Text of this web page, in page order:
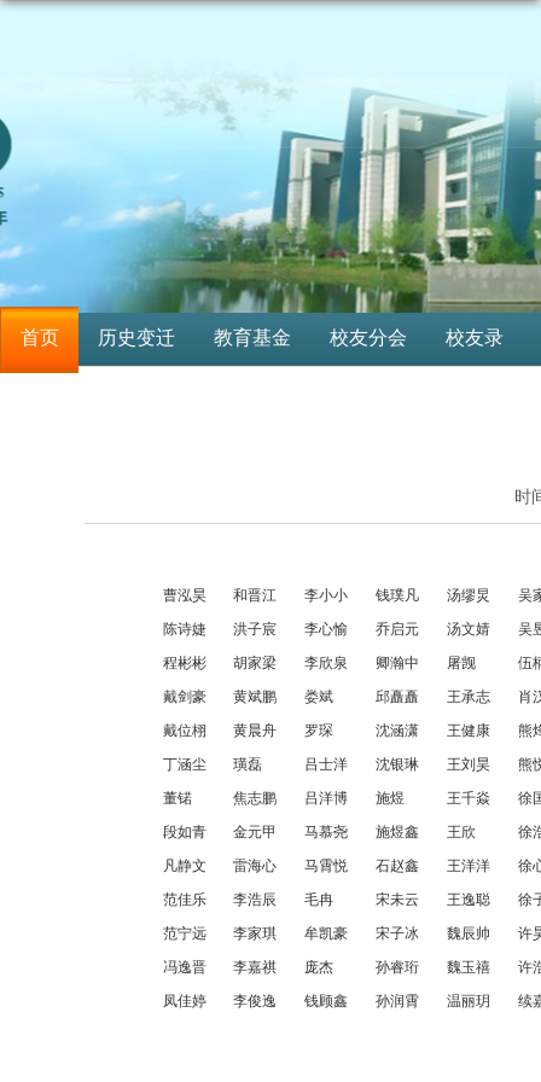
首页 历史变迁 教育基金 校友分会 校友录
时
曹泓昊 和晋江 李小小 钱璞凡 汤缪炅
吴
陈诗婕
洪子宸 李心愉 乔启元 汤文婧
吴
程彬彬
胡家梁 李欣泉 卿瀚中 屠觊
伍
戴剑豪
黄斌鹏 娄斌 邱矗矗 王承志
肖
戴位栩
黄晨舟 罗琛 沈涵潇 王健康
熊
丁涵尘
璜磊 吕士洋 沈银琳 王刘昊
熊
董锘
焦志鹏 吕洋博 施煜 王千焱
徐
段如青
金元甲 马慕尧 施煜鑫 王欣
徐
凡静文
雷海心 马霄悦 石赵鑫 王洋洋
徐
范佳乐
李浩辰 毛冉 宋未云 王逸聪
徐
范宁远
李家琪 牟凯豪 宋子冰 魏辰帅
许
冯逸晋
李嘉祺 庞杰 孙睿珩 魏玉禧
许
凤佳婷
李俊逸 钱顾鑫 孙润霄 温丽玥 续